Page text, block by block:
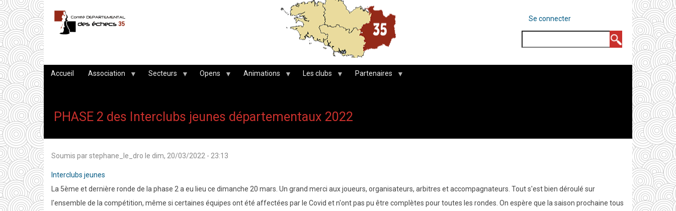
Aller
au
contenu
principal
MENU
COMPTE
DE
Se connecter
Accueil Association Secteurs Opens Animations Les clubs Partenaires
PHASE 2 des Interclubs jeunes départementaux 2022
Soumis parstephane_le_dro le dim, 20/03/2022 - 23:13
Interclubs jeunes
La 5ème et dernière ronde de la phase 2 a eu lieu ce dimanche 20 mars. Un grand merci aux joueurs, organisateurs, arbitres et accompagnateurs. Tout s'est bien déroulé sur
l'ensemble de la compétition, même si certaines équipes ont été affectées par le Covid et n'ont pas pu être complètes pour toutes les rondes. On espère que la saison prochaine tous